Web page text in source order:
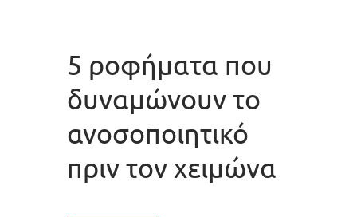
5 ροφήματα που
δυναμώνουν το
ανοσοποιητικό
πριν τον χειμώνα